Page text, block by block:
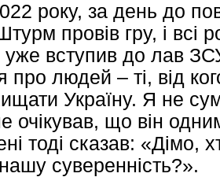
року, за день до
провів гру, і всі
уже вступив до лав
про людей – ті, від
Україну. Я не
очікував, що він
тоді сказав: «Дімо,
суверенність?».